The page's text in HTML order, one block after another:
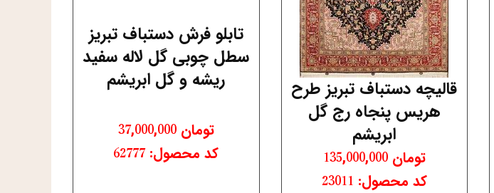
قالیچه دستباف تبریز طرح
هریس پنجاه رج گل
ابریشم
تومان 135,000,000
کد محصول: 23011
تابلو فرش دستباف تبریز
سطل چوبی گل لاله سفید
ریشه و گل ابریشم
تومان 37,000,000
کد محصول: 62777